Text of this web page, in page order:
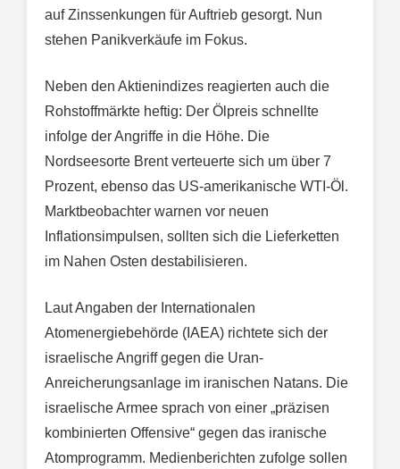
auf Zinssenkungen für Auftrieb gesorgt. Nun
stehen Panikverkäufe im Fokus.
Neben den Aktienindizes reagierten auch die
Rohstoffmärkte heftig: Der Ölpreis schnellte
infolge der Angriffe in die Höhe. Die
Nordseesorte Brent verteuerte sich um über 7
Prozent, ebenso das US-amerikanische WTI-Öl.
Marktbeobachter warnen vor neuen
Inflationsimpulsen, sollten sich die Lieferketten
im Nahen Osten destabilisieren.
Laut Angaben der Internationalen
Atomenergiebehörde (IAEA) richtete sich der
israelische Angriff gegen die Uran-
Anreicherungsanlage im iranischen Natans. Die
israelische Armee sprach von einer „präzisen
kombinierten Offensive“ gegen das iranische
Atomprogramm. Medienberichten zufolge sollen